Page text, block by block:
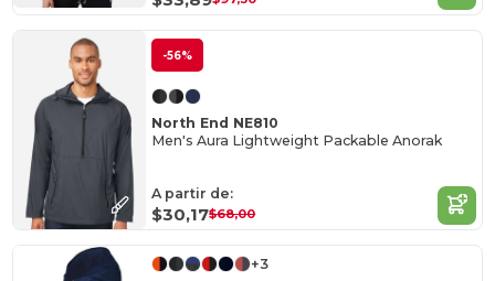
-56%
North End NE810
Men's Aura Lightweight Packable Anorak
A partir de:
$30,17$68,00
+3